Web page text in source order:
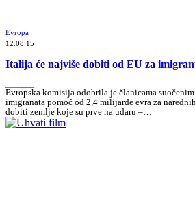
Evropa
12.08.15
Italija će najviše dobiti od EU za
Evropska komisija odobrila je članicama
imigranata pomoć od 2,4 milijarde evra za
dobiti zemlje koje su prve na udaru –…